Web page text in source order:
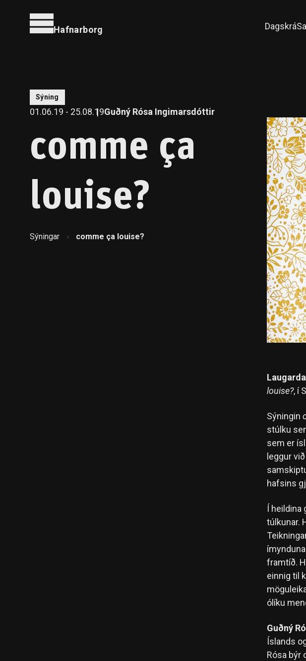
Hafnarborg Dagskrá
Sýning
01.06.19 - 25.08.19Guðný Rósa Ingimarsdóttir
comme ça
louise?
Sýningar comme ça louise?
louise?, í
Sýningin
stúlku
sem er
leggur
hafsins
Í
túlkunar.
framtíð.
einnig til
ólíku
Guðný
Íslands
Rósa býr